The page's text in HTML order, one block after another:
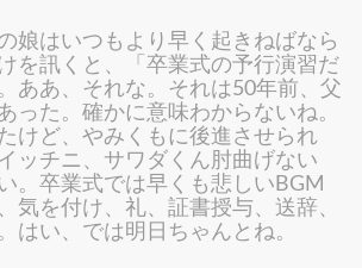
娘はいつもより早く起きねばなら
を訊くと、「卒業式の予行演習だ
ああ、それな。それは50年前、父
った。確かに意味わからないね。
けど、やみくもに後進させられ
ッチニ、サワダくん肘曲げない
。卒業式では早くも悲しいBGM
気を付け、礼、証書授与、送辞、
はい、では明日ちゃんとね。